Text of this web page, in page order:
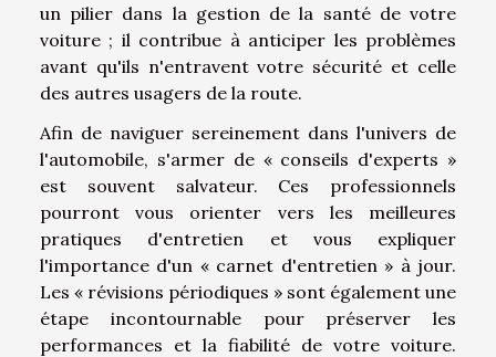
un pilier dans la gestion de la santé de votre
voiture ; il contribue à anticiper les problèmes
avant qu'ils n'entravent votre sécurité et celle
des autres usagers de la route.
Afin de naviguer sereinement dans l'univers de
l'automobile, s'armer de « conseils d'experts »
est souvent salvateur. Ces professionnels
pourront vous orienter vers les meilleures
pratiques d'entretien et vous expliquer
l'importance d'un « carnet d'entretien » à jour.
Les « révisions périodiques » sont également une
étape incontournable pour préserver les
performances et la fiabilité de votre voiture.